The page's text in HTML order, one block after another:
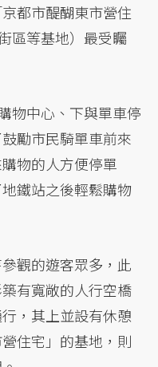
都市醍醐東市營住
區等基地）最受矚
物中心、下與單車停
勵市民騎單車前來
物的人方便停單
鐵站之後輕鬆購物
觀的遊客眾多，此
有寬敞的人行空橋
，其上並設有休憩
住宅」的基地，則